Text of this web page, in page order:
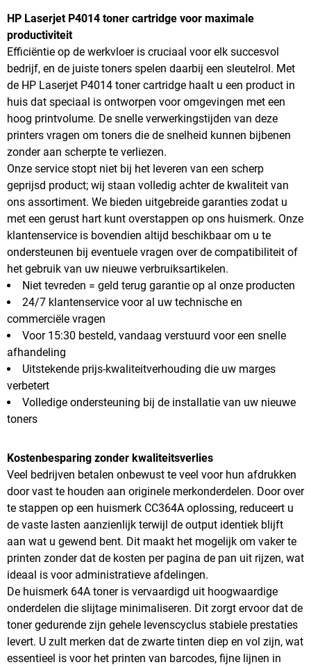
HP Laserjet P4014 toner cartridge voor maximale
productiviteit
Efficiëntie op de werkvloer is cruciaal voor elk succesvol
bedrijf, en de juiste toners spelen daarbij een sleutelrol. Met
de HP Laserjet P4014 toner cartridge haalt u een product in
huis dat speciaal is ontworpen voor omgevingen met een
hoog printvolume. De snelle verwerkingstijden van deze
printers vragen om toners die de snelheid kunnen bijbenen
zonder aan scherpte te verliezen.
Onze service stopt niet bij het leveren van een scherp
geprijsd product; wij staan volledig achter de kwaliteit van
ons assortiment. We bieden uitgebreide garanties zodat u
met een gerust hart kunt overstappen op ons huismerk. Onze
klantenservice is bovendien altijd beschikbaar om u te
ondersteunen bij eventuele vragen over de compatibiliteit of
het gebruik van uw nieuwe verbruiksartikelen.
Niet tevreden = geld terug garantie op al onze producten
24/7 klantenservice voor al uw technische en
commerciële vragen
Voor 15:30 besteld, vandaag verstuurd voor een snelle
afhandeling
Uitstekende prijs-kwaliteitverhouding die uw marges
verbetert
Volledige ondersteuning bij de installatie van uw nieuwe
toners
Kostenbesparing zonder kwaliteitsverlies
Veel bedrijven betalen onbewust te veel voor hun afdrukken
door vast te houden aan originele merkonderdelen. Door over
te stappen op een huismerk CC364A oplossing, reduceert u
de vaste lasten aanzienlijk terwijl de output identiek blijft
aan wat u gewend bent. Dit maakt het mogelijk om vaker te
printen zonder dat de kosten per pagina de pan uit rijzen, wat
ideaal is voor administratieve afdelingen.
De huismerk 64A toner is vervaardigd uit hoogwaardige
onderdelen die slijtage minimaliseren. Dit zorgt ervoor dat de
toner gedurende zijn gehele levenscyclus stabiele prestaties
levert. U zult merken dat de zwarte tinten diep en vol zijn, wat
essentieel is voor het printen van barcodes, fijne lijnen in